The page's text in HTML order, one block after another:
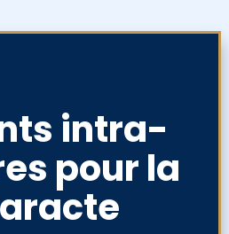
intra-
pour la